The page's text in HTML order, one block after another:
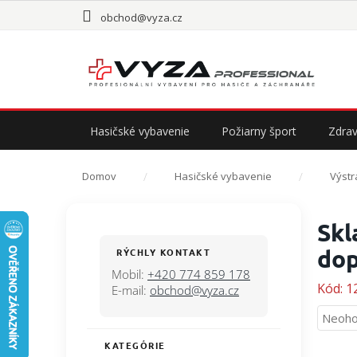
obchod@vyza.cz
Hasičské vybavenie Požiarny šport
Domov Hasičské vybavenie
RÝCHLY KONTAKT
Mobil: +420 774 859 178
E-mail: obchod@vyza.cz
Preskočiť
KATEGÓRIE
Kód: